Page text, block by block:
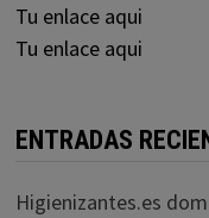
Tu enlace aqui
Tu enlace aqui
ENTRADAS
Higienizantes.es